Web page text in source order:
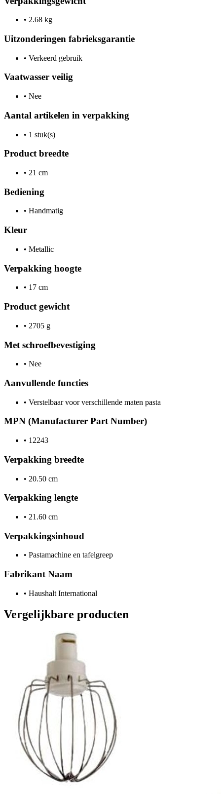
• 2.68 kg
Uitzonderingen fabrieksgarantie
• Verkeerd gebruik
Vaatwasser veilig
• Nee
Aantal artikelen in verpakking
• 1 stuk(s)
Product breedte
• 21 cm
Bediening
• Handmatig
Kleur
• Metallic
Verpakking hoogte
• 17 cm
Product gewicht
• 2705 g
Met schroefbevestiging
• Nee
Aanvullende functies
• Verstelbaar voor verschillende maten pasta
MPN (Manufacturer Part Number)
• 12243
Verpakking breedte
• 20.50 cm
Verpakking lengte
• 21.60 cm
Verpakkingsinhoud
• Pastamachine en tafelgreep
Fabrikant Naam
• Haushalt International
Vergelijkbare producten